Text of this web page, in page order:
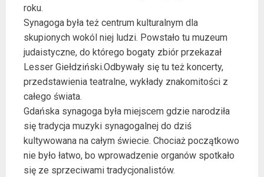
roku.
Synagoga była też centrum kulturalnym dla
skupionych wokól niej ludzi. Powstało tu muzeum
judaistyczne, do którego bogaty zbiór przekazał
Lesser Giełdziński.Odbywały się tu też koncerty,
przedstawienia teatralne, wykłady znakomitości z
całego świata.
Gdańska synagoga była miejscem gdzie narodziła
się tradycja muzyki synagogalnej do dziś
kultywowana na całym świecie. Chociaż początkowo
nie było łatwo, bo wprowadzenie organów spotkało
się ze sprzeciwami tradycjonalistów.